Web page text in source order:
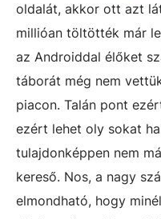
oldalát, akkor ott azt
millióan töltötték már
az Androiddal élőket
táborát még nem
piacon. Talán pont
ezért lehet oly sokat
tulajdonképpen nem
kereső. Nos, a nagy
elmondható, hogy